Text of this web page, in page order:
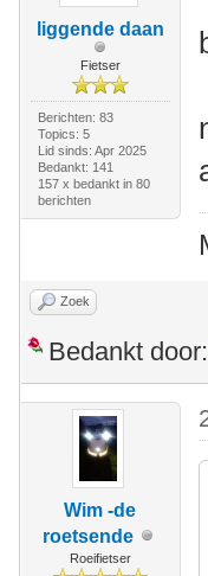
liggende daan
Fietser
Berichten: 83
Topics: 5
Lid sinds: Apr 2025
Bedankt: 141
157 x bedankt in 80
berichten
Zoek
Bedankt door:
Wim -de
roetsende
Roeifietser